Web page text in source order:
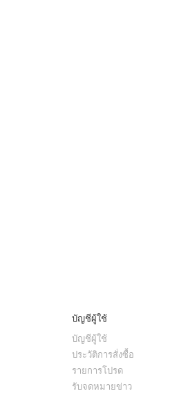
บัญชีผู้ใช้
บัญชีผู้ใช้
ประวัติการสั่งซื้อ
รายการโปรด
รับจดหมายข่าว